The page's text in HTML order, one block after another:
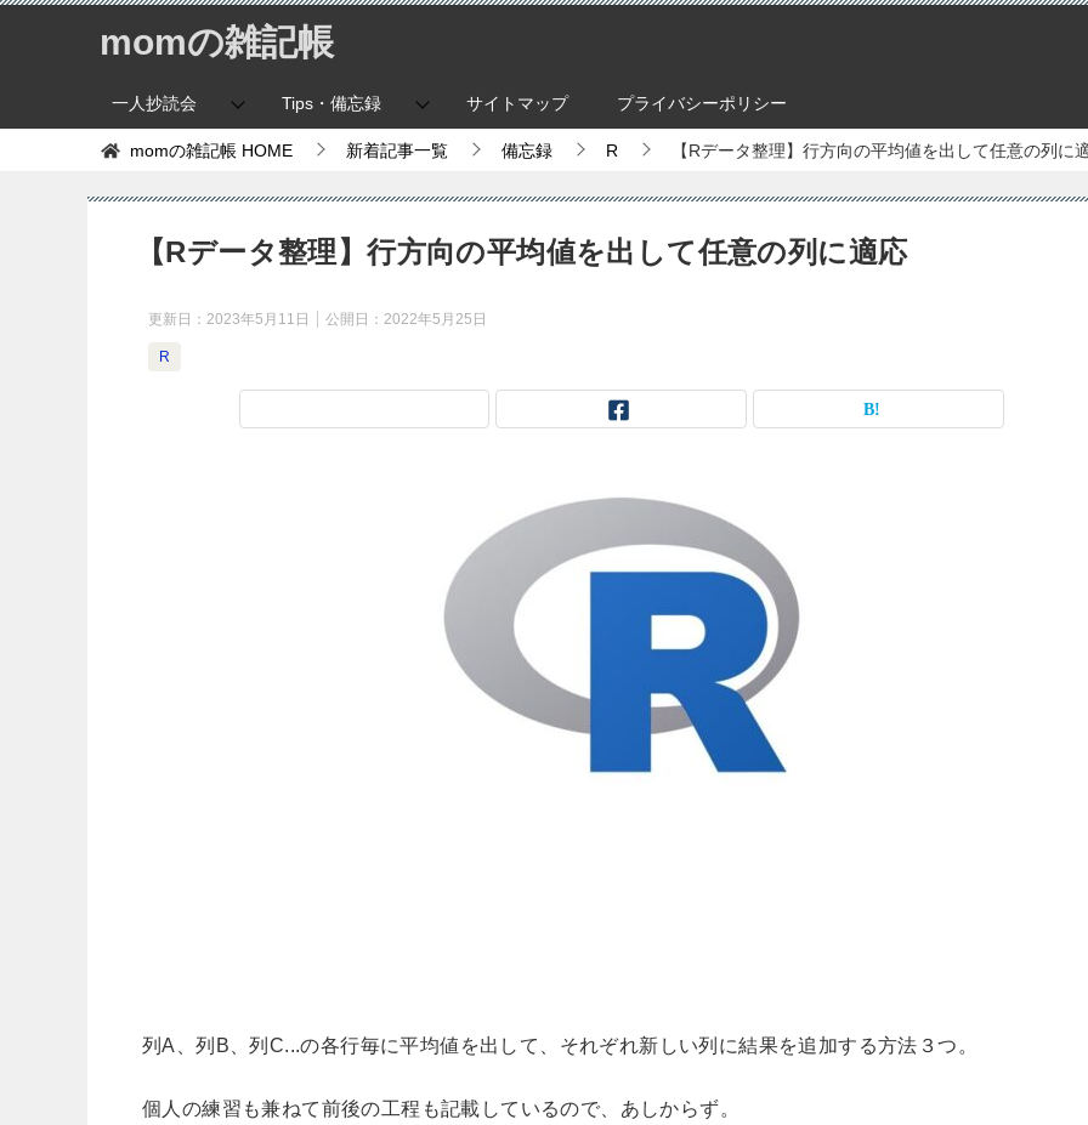
momの雑記帳
一人抄読会 Tips・備忘録 サイトマップ プライバシーポリシー
momの雑記帳 HOME 新着記事一覧 備忘録 R 【Rデータ整理】行方向の平均値を出して任意の列に
【Rデータ整理】行方向の平均値を出して任意の列に適応
更新日： 2023年5月11日 公開日： 2022年5月25日
R
列A、列B、列C...の各行毎に平均値を出して、それぞれ新しい列に結果を追加する方法３つ。
個人の練習も兼ねて前後の工程も記載しているので、あしからず。